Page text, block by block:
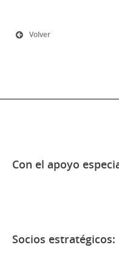
Volver
Con el apoyo
Socios estratégicos: